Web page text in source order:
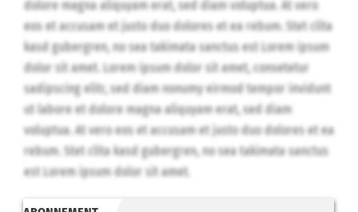
dolore magna aliquyam erat, sed diam voluptua. At vero
eos et accusam et justo duo dolores et ea rebum. Stet clita
kasd gubergren, no sea takimata sanctus est Lorem ipsum
dolor sit amet. Lorem ipsum dolor sit amet, consetetur
sadipscing elitr, sed diam nonumy eirmod tempor invidunt
ut labore et dolore magna aliquyam erat, sed diam
voluptua. At vero eos et accusam et justo duo dolores et ea
rebum. Stet clita kasd gubergren, no sea takimata sanctus
est Lorem ipsum dolor sit amet.